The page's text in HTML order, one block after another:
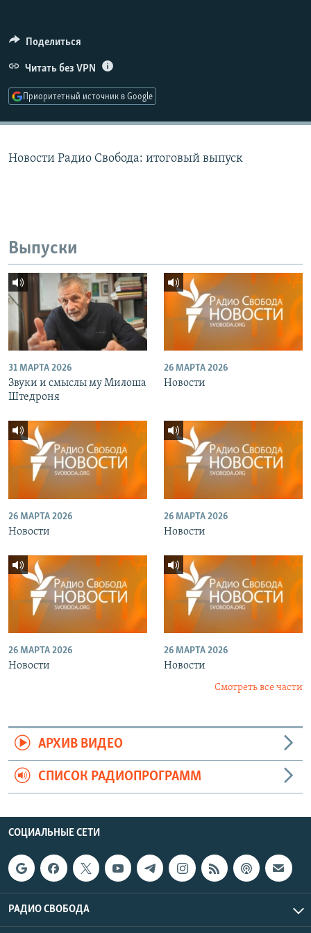
ПОДПИШИТЕСЬ НА РАССЫЛКУ
СОЦИАЛЬНЫЕ СЕТИ
Поделиться
Читать без VPN
Приоритетный источник в Google
Новости Радио Свобода: итоговый выпуск
Выпуски
31 МАРТА 2026
Звуки и смыслы му Милоша
Штедроня
26 МАРТА 2026
Новости
26 МАРТА 2026
Новости
26 МАРТА 2026
Новости
26 МАРТА 2026
Новости
26 МАРТА 2026
Новости
Смотреть все части
АРХИВ ВИДЕО
СПИСОК РАДИОПРОГРАММ
СОЦИАЛЬНЫЕ СЕТИ
РАДИО СВОБОДА